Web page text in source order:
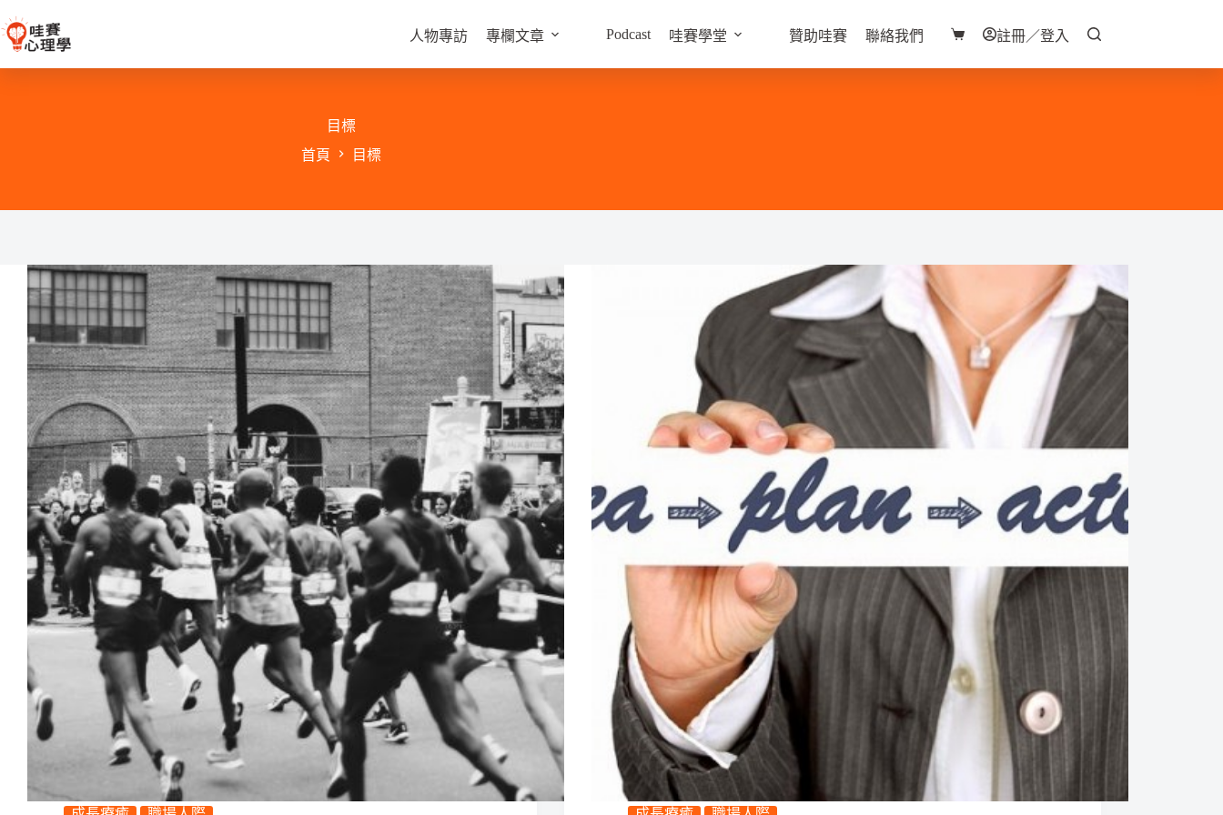
至
主
人物專訪 專欄文章 Podcast 哇賽學堂 贊助哇賽 聯絡我們
購
物
註冊／登入
目標
首頁
目標